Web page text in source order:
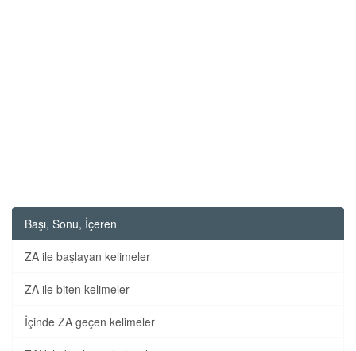
Başı, Sonu, İçeren
ZA ile başlayan kelimeler
ZA ile biten kelimeler
İçinde ZA geçen kelimeler